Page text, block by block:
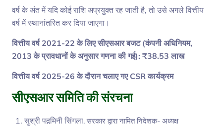
वर्ष के अंत में यदि कोई राशि अप्रयुक्त रह जाती है, तो उसे अगले वित्तीय
वर्ष में स्थानांतरित कर दिया जाएगा।
वित्तीय वर्ष 2021-22 के लिए सीएसआर बजट (कंपनी अधिनियम,
2013 के प्रावधानों के अनुसार गणना की गई): ₹38.53 लाख
वित्तीय वर्ष 2025-26 के दौरान चलाए गए CSR कार्यक्रम
सीएसआर समिति की संरचना
सुश्री पद़मिनी सिंगला, सरकार द्वारा नामित निदेशक- अध्यक्ष